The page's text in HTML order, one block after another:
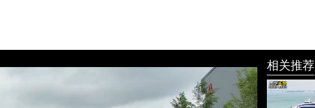
相关推荐